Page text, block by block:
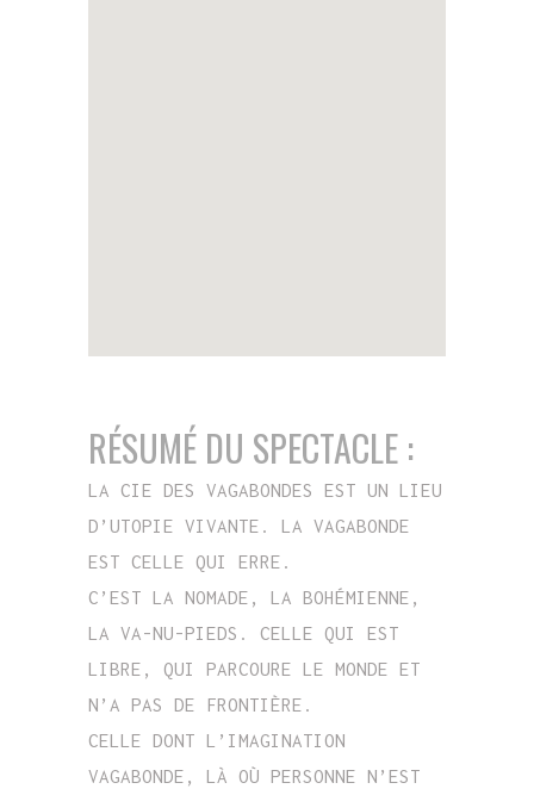
RÉSUMÉ DU SPECTACLE :
LA CIE DES VAGABONDES EST UN LIEU
D’UTOPIE VIVANTE. LA VAGABONDE
EST CELLE QUI ERRE.
C’EST LA NOMADE, LA BOHÉMIENNE,
LA VA-NU-PIEDS. CELLE QUI EST
LIBRE, QUI PARCOURE LE MONDE ET
N’A PAS DE FRONTIÈRE.
CELLE DONT L’IMAGINATION
VAGABONDE, LÀ OÙ PERSONNE N’EST